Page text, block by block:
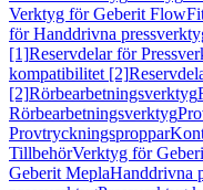
Verktyg för Geberit
för Handdrivna
[1]Reservdelar för
kompatibilitet [2]
[2]Rörbearbetningsverktyg
Rörbearbetningsverktyg
Provtryckningsproppar
TillbehörVerktyg för
Geberit MeplaHanddrivna